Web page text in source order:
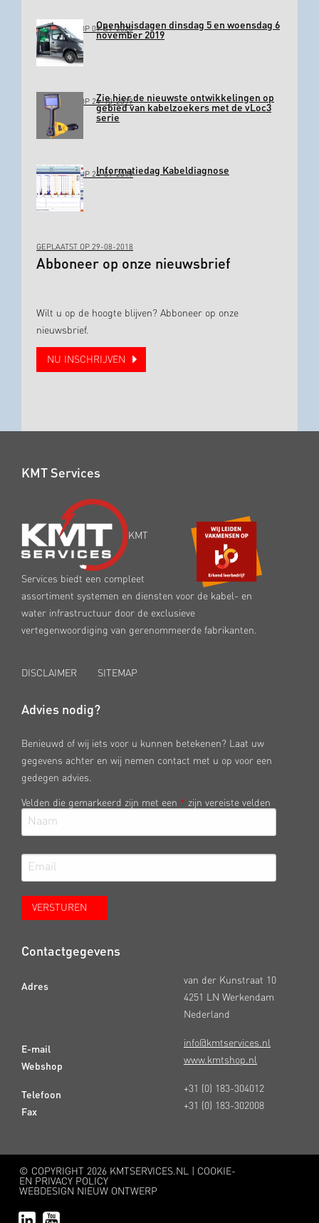
GEPLAATST OP 09-01-2020Openhuisdagen dinsdag 5 en woensdag 6
november 2019
GEPLAATST OP 24-10-2019Zie hier de nieuwste ontwikkelingen op
gebied van kabelzoekers met de vLoc3
serie
GEPLAATST OP 24-01-2019Informatiedag Kabeldiagnose
GEPLAATST OP 29-08-2018
Abboneer op onze nieuwsbrief
Wilt u op de hoogte blijven? Abboneer op onze
nieuwsbrief.
NU INSCHRIJVEN
KMT Services
KMT
Services biedt een compleet
assortiment systemen en diensten voor de kabel- en
water infrastructuur door de exclusieve
vertegenwoordiging van gerenommeerde fabrikanten.
DISCLAIMER SITEMAP
Advies nodig?
Benieuwd of wij iets voor u kunnen betekenen? Laat uw
gegevens achter en wij nemen contact met u op voor een
gedegen advies.
Velden die gemarkeerd zijn met een * zijn vereiste velden
Contactgegevens
Adres
E-mail
Webshop
Telefoon
Fax
van der Kunstraat 10
4251 LN Werkendam
Nederland
info@kmtservices.nl
www.kmtshop.nl
+31 (0) 183-304012
+31 (0) 183-302008
© COPYRIGHT 2026 KMTSERVICES.NL | COOKIE-
EN PRIVACY POLICY
WEBDESIGN NIEUW ONTWERP